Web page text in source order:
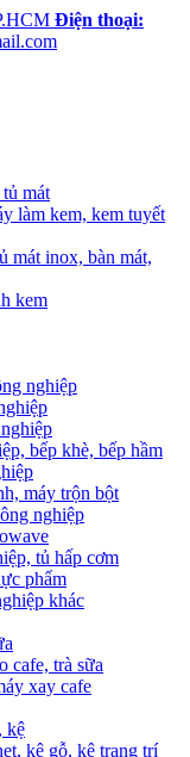
Điện thoại:
mát
làm kem, kem tuyết
mát inox, bàn mát,
kem
nghiệp
bếp khè, bếp hầm
máy trộn bột
nghiệp
tủ hấp cơm
phẩm
khác
cafe, trà sữa
xay cafe
kệ
kệ gỗ, kệ trang trí